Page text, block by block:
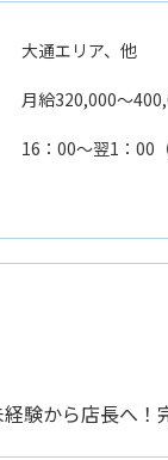
大通エリア、他
月給320,000〜
16：00〜翌1：00
験から店長へ！